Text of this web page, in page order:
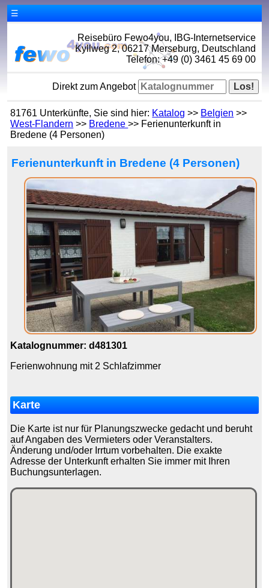
☰
Reisebüro Fewo4you, IBG-Internetservice
Kyllweg 2, 06217 Merseburg, Deutschland
Telefon: +49 (0) 3461 45 69 00
Direkt zum Angebot
81761 Unterkünfte, Sie sind hier: Katalog >> Belgien >>
West-Flandern >> Bredene>> Ferienunterkunft in
Bredene (4 Personen)
Ferienunterkunft in Bredene (4 Personen)
Katalognummer: d481301
Ferienwohnung mit 2 Schlafzimmer
Karte
Die Karte ist nur für Planungszwecke gedacht und beruht
auf Angaben des Vermieters oder Veranstalters.
Änderung und/oder Irrtum vorbehalten. Die exakte
Adresse der Unterkunft erhalten Sie immer mit Ihren
Buchungsunterlagen.